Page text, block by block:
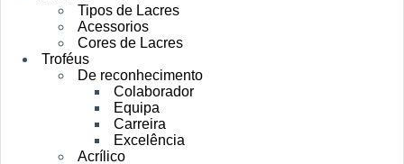
Tipos de Lacres
Acessorios
Cores de Lacres
Troféus
De reconhecimento
Colaborador
Equipa
Carreira
Excelência
Acrílico